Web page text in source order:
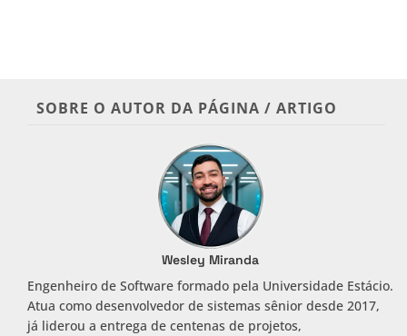
SOBRE O AUTOR DA PÁGINA / ARTIGO
Wesley Miranda
Engenheiro de Software formado pela Universidade Estácio.
Atua como desenvolvedor de sistemas sênior desde 2017,
já liderou a entrega de centenas de projetos,